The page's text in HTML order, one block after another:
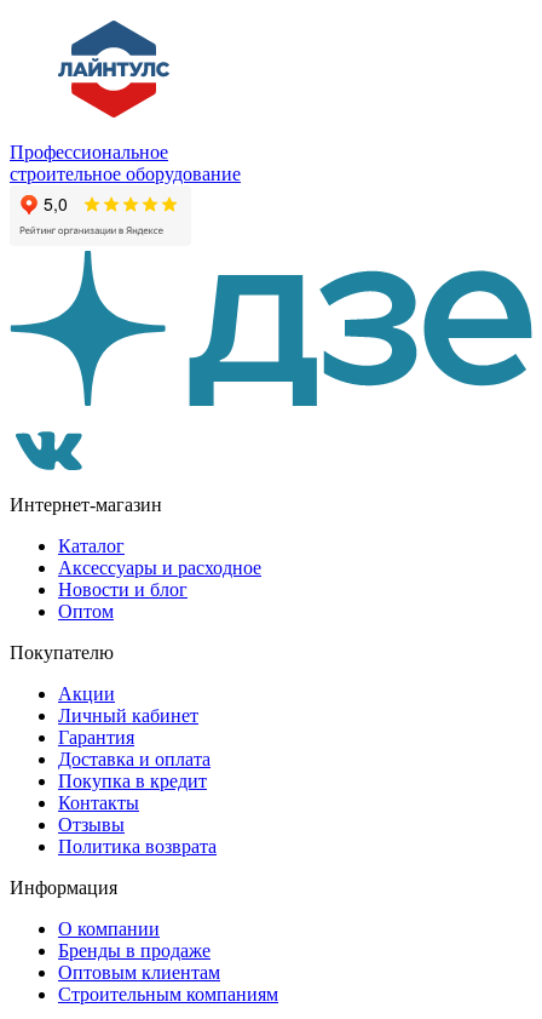
Профессиональное
строительное оборудование
Интернет-магазин
Каталог
Аксессуары и расходное
Новости и блог
Оптом
Покупателю
Акции
Личный кабинет
Гарантия
Доставка и оплата
Покупка в кредит
Контакты
Отзывы
Политика возврата
Информация
О компании
Бренды в продаже
Оптовым клиентам
Строительным компаниям